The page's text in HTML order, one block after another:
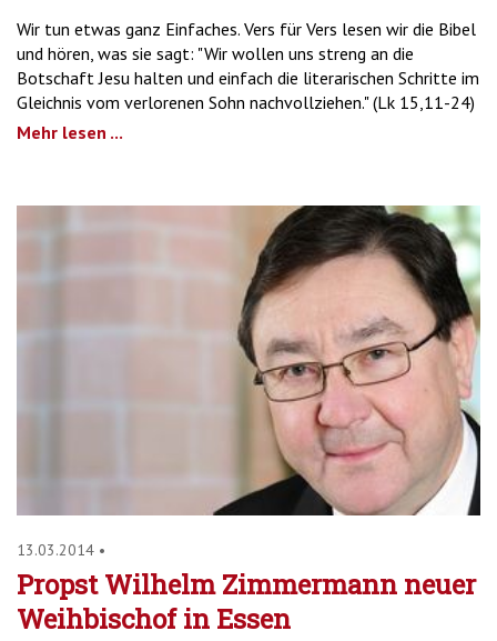
Wir tun etwas ganz Einfaches. Vers für Vers lesen wir die Bibel
und hören, was sie sagt: "Wir wollen uns streng an die
Botschaft Jesu halten und einfach die literarischen Schritte im
Gleichnis vom verlorenen Sohn nachvollziehen." (Lk 15,11-24)
Mehr lesen ...
13.03.2014 •
Propst Wilhelm Zimmermann neuer
Weihbischof in Essen